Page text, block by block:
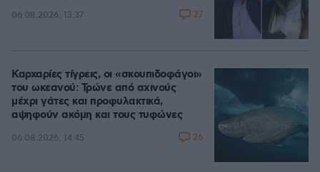
06.08.2026, 13:37 27
Καρχαρίες τίγρεις, οι «σκουπιδοφάγοι»
του ωκεανού: Τρώνε από αχινούς
μέχρι γάτες και προφυλακτικά,
αψηφούν ακόμη και τους τυφώνες
06.08.2026, 14:45 26